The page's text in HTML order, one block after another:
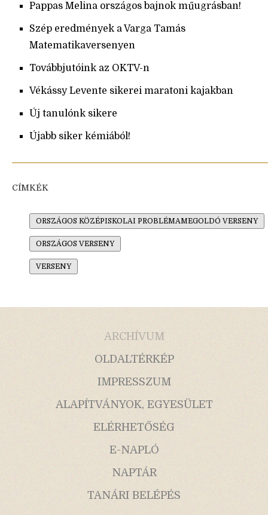
Pappas Melina országos bajnok műugrásban!
Szép eredmények a Varga Tamás
Matematikaversenyen
Továbbjutóink az OKTV-n
Vékássy Levente sikerei maratoni kajakban
Új tanulónk sikere
Újabb siker kémiából!
CÍMKÉK
ORSZÁGOS KÖZÉPISKOLAI PROBLÉMAMEGOLDÓ VERSENY
ORSZÁGOS VERSENY
VERSENY
ARCHÍVUM
OLDALTÉRKÉP
IMPRESSZUM
ALAPÍTVÁNYOK, EGYESÜLET
ELÉRHETŐSÉG
E-NAPLÓ
NAPTÁR
TANÁRI BELÉPÉS